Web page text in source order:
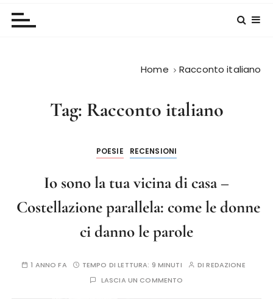
Home Racconto italiano
Tag: Racconto italiano
POESIE RECENSIONI
Io sono la tua vicina di casa –
Costellazione parallela: come le donne
ci danno le parole
1 ANNO FA TEMPO DI LETTURA: 9 MINUTI DIREDAZIONE
LASCIA UN COMMENTO